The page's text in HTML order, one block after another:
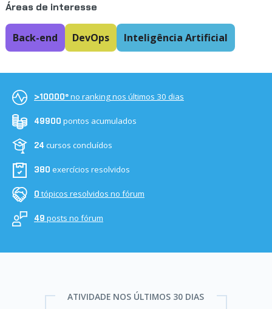
Áreas de interesse
Back-end DevOps Inteligência Artificial
>10000ºno ranking nos últimos 30 dias
49900 pontos acumulados
24cursos concluídos
380 exercícios resolvidos
0 tópicos resolvidos no fórum
49 posts no fórum
ATIVIDADE NOS ÚLTIMOS 30 DIAS